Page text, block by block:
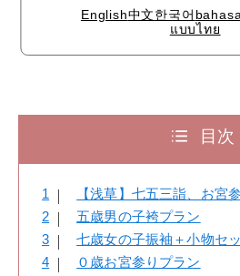
English中文한국어
แบบไทย
目次
1
【浅草】七五三詣、お宮
2
五歳男の子袴プラン
3
七歳女の子振袖＋小物セ
4
０歳お宮参りプラン